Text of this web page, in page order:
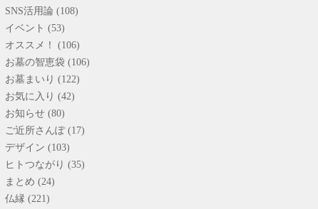
SNS活用論 (108)
イベント (53)
オススメ！ (106)
お墓の智恵袋 (106)
お墓まいり (122)
お気に入り (42)
お知らせ (80)
ご近所さんぽ (17)
デザイン (103)
ヒトつながり (35)
まとめ (24)
仏縁 (221)